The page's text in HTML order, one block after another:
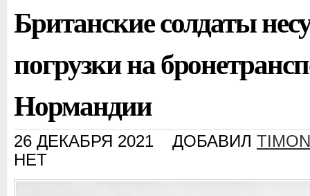
Британские солдаты
погрузки на
Нормандии
26 ДЕКАБРЯ 2021 ДОБАВИЛ TIMON
НЕТ